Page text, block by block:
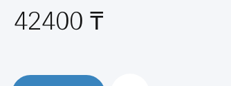
42400 ₸